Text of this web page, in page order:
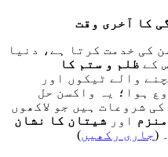
کا آخری وقت
کی خدمت کرتا ہے، دنیا
کے ظلم و ستم کا
والے ٹیکوں اور
ہوا؛ یہ واکسن حل
شروعات ہیں جو لاکھوں
اور شیتان کا نشان
(جاری رکھیں)